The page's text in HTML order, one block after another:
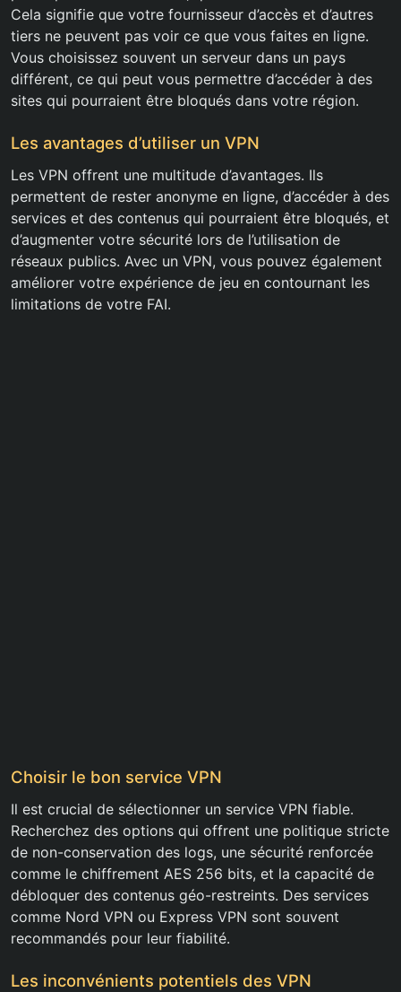
Cela signifie que votre fournisseur d’accès et d’autres
tiers ne peuvent pas voir ce que vous faites en ligne.
Vous choisissez souvent un serveur dans un pays
différent, ce qui peut vous permettre d’accéder à des
sites qui pourraient être bloqués dans votre région.
Les avantages d’utiliser un VPN
Les VPN offrent une multitude d’avantages. Ils
permettent de rester anonyme en ligne, d’accéder à des
services et des contenus qui pourraient être bloqués, et
d’augmenter votre sécurité lors de l’utilisation de
réseaux publics. Avec un VPN, vous pouvez également
améliorer votre expérience de jeu en contournant les
limitations de votre FAI.
Choisir le bon service VPN
Il est crucial de sélectionner un service VPN fiable.
Recherchez des options qui offrent une politique stricte
de non-conservation des logs, une sécurité renforcée
comme le chiffrement AES 256 bits, et la capacité de
débloquer des contenus géo-restreints. Des services
comme Nord VPN ou Express VPN sont souvent
recommandés pour leur fiabilité.
Les inconvénients potentiels des VPN